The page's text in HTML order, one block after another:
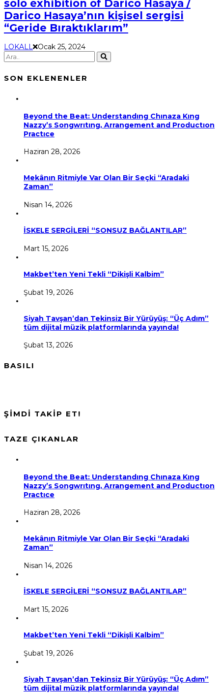
solo exhibition of Darico Hasaya /
Darico Hasaya’nın kişisel sergisi
“Geride Bıraktıklarım”
LOKALL Ocak 25, 2024
SON EKLENENLER
Beyond the Beat: Understandıng Chınaza Kıng
Nazzy’s Songwrıtıng, Arrangement and Productıon
Practıce
Haziran 28, 2026
Mekânın Ritmiyle Var Olan Bir Seçki “Aradaki
Zaman”
Nisan 14, 2026
İSKELE SERGİLERİ “SONSUZ BAĞLANTILAR”
Mart 15, 2026
Makbet’ten Yeni Tekli “Dikişli Kalbim”
Şubat 19, 2026
Siyah Tavşan’dan Tekinsiz Bir Yürüyüş: “Üç Adım”
tüm dijital müzik platformlarında yayında!
Şubat 13, 2026
BASILI
ŞİMDİ TAKİP ET!
TAZE ÇIKANLAR
Beyond the Beat: Understandıng Chınaza Kıng
Nazzy’s Songwrıtıng, Arrangement and Productıon
Practıce
Haziran 28, 2026
Mekânın Ritmiyle Var Olan Bir Seçki “Aradaki
Zaman”
Nisan 14, 2026
İSKELE SERGİLERİ “SONSUZ BAĞLANTILAR”
Mart 15, 2026
Makbet’ten Yeni Tekli “Dikişli Kalbim”
Şubat 19, 2026
Siyah Tavşan’dan Tekinsiz Bir Yürüyüş: “Üç Adım”
tüm dijital müzik platformlarında yayında!